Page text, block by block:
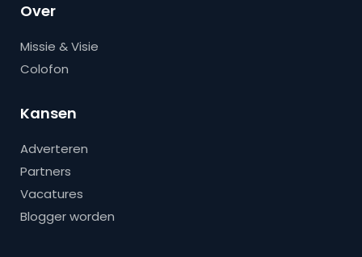
Over
Missie & Visie
Colofon
Kansen
Adverteren
Partners
Vacatures
Blogger worden